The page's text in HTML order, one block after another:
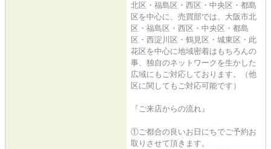
北区・福島区・西区・中央区・都島
区を中心に、売買部では、大阪市北
区・福島区・西区・中央区・都島
区・西淀川区・鶴見区・城東区・此
花区を中心に地域密着はもちろんの
事、独自のネットワークを生かした
広域にもご対応しております。（他
区に関してもご対応可能です）
『ご来店からの流れ』
①ご都合の良いお日にちでご予約お
取りさせて頂きます。